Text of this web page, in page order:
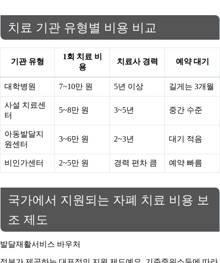
치료 기관 유형별 비용 비교
기관 유형
1회 치료 비
용
치료사 경력 예약 대기
대학병원 7~10만 원 5년 이상 길게는 3개월
사설 치료센
터
5~8만 원 3~5년 중간 수준
아동발달지
원센터
3~6만 원 2~3년 대기 적음
비인가센터 2~5만 원 경력 편차 큼 예약 빠름
국가에서 지원되는 자폐 치료 비용 보
조 제도
발달재활서비스 바우처